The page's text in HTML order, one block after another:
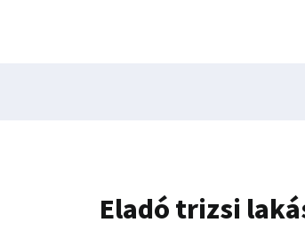
Eladó trizsi